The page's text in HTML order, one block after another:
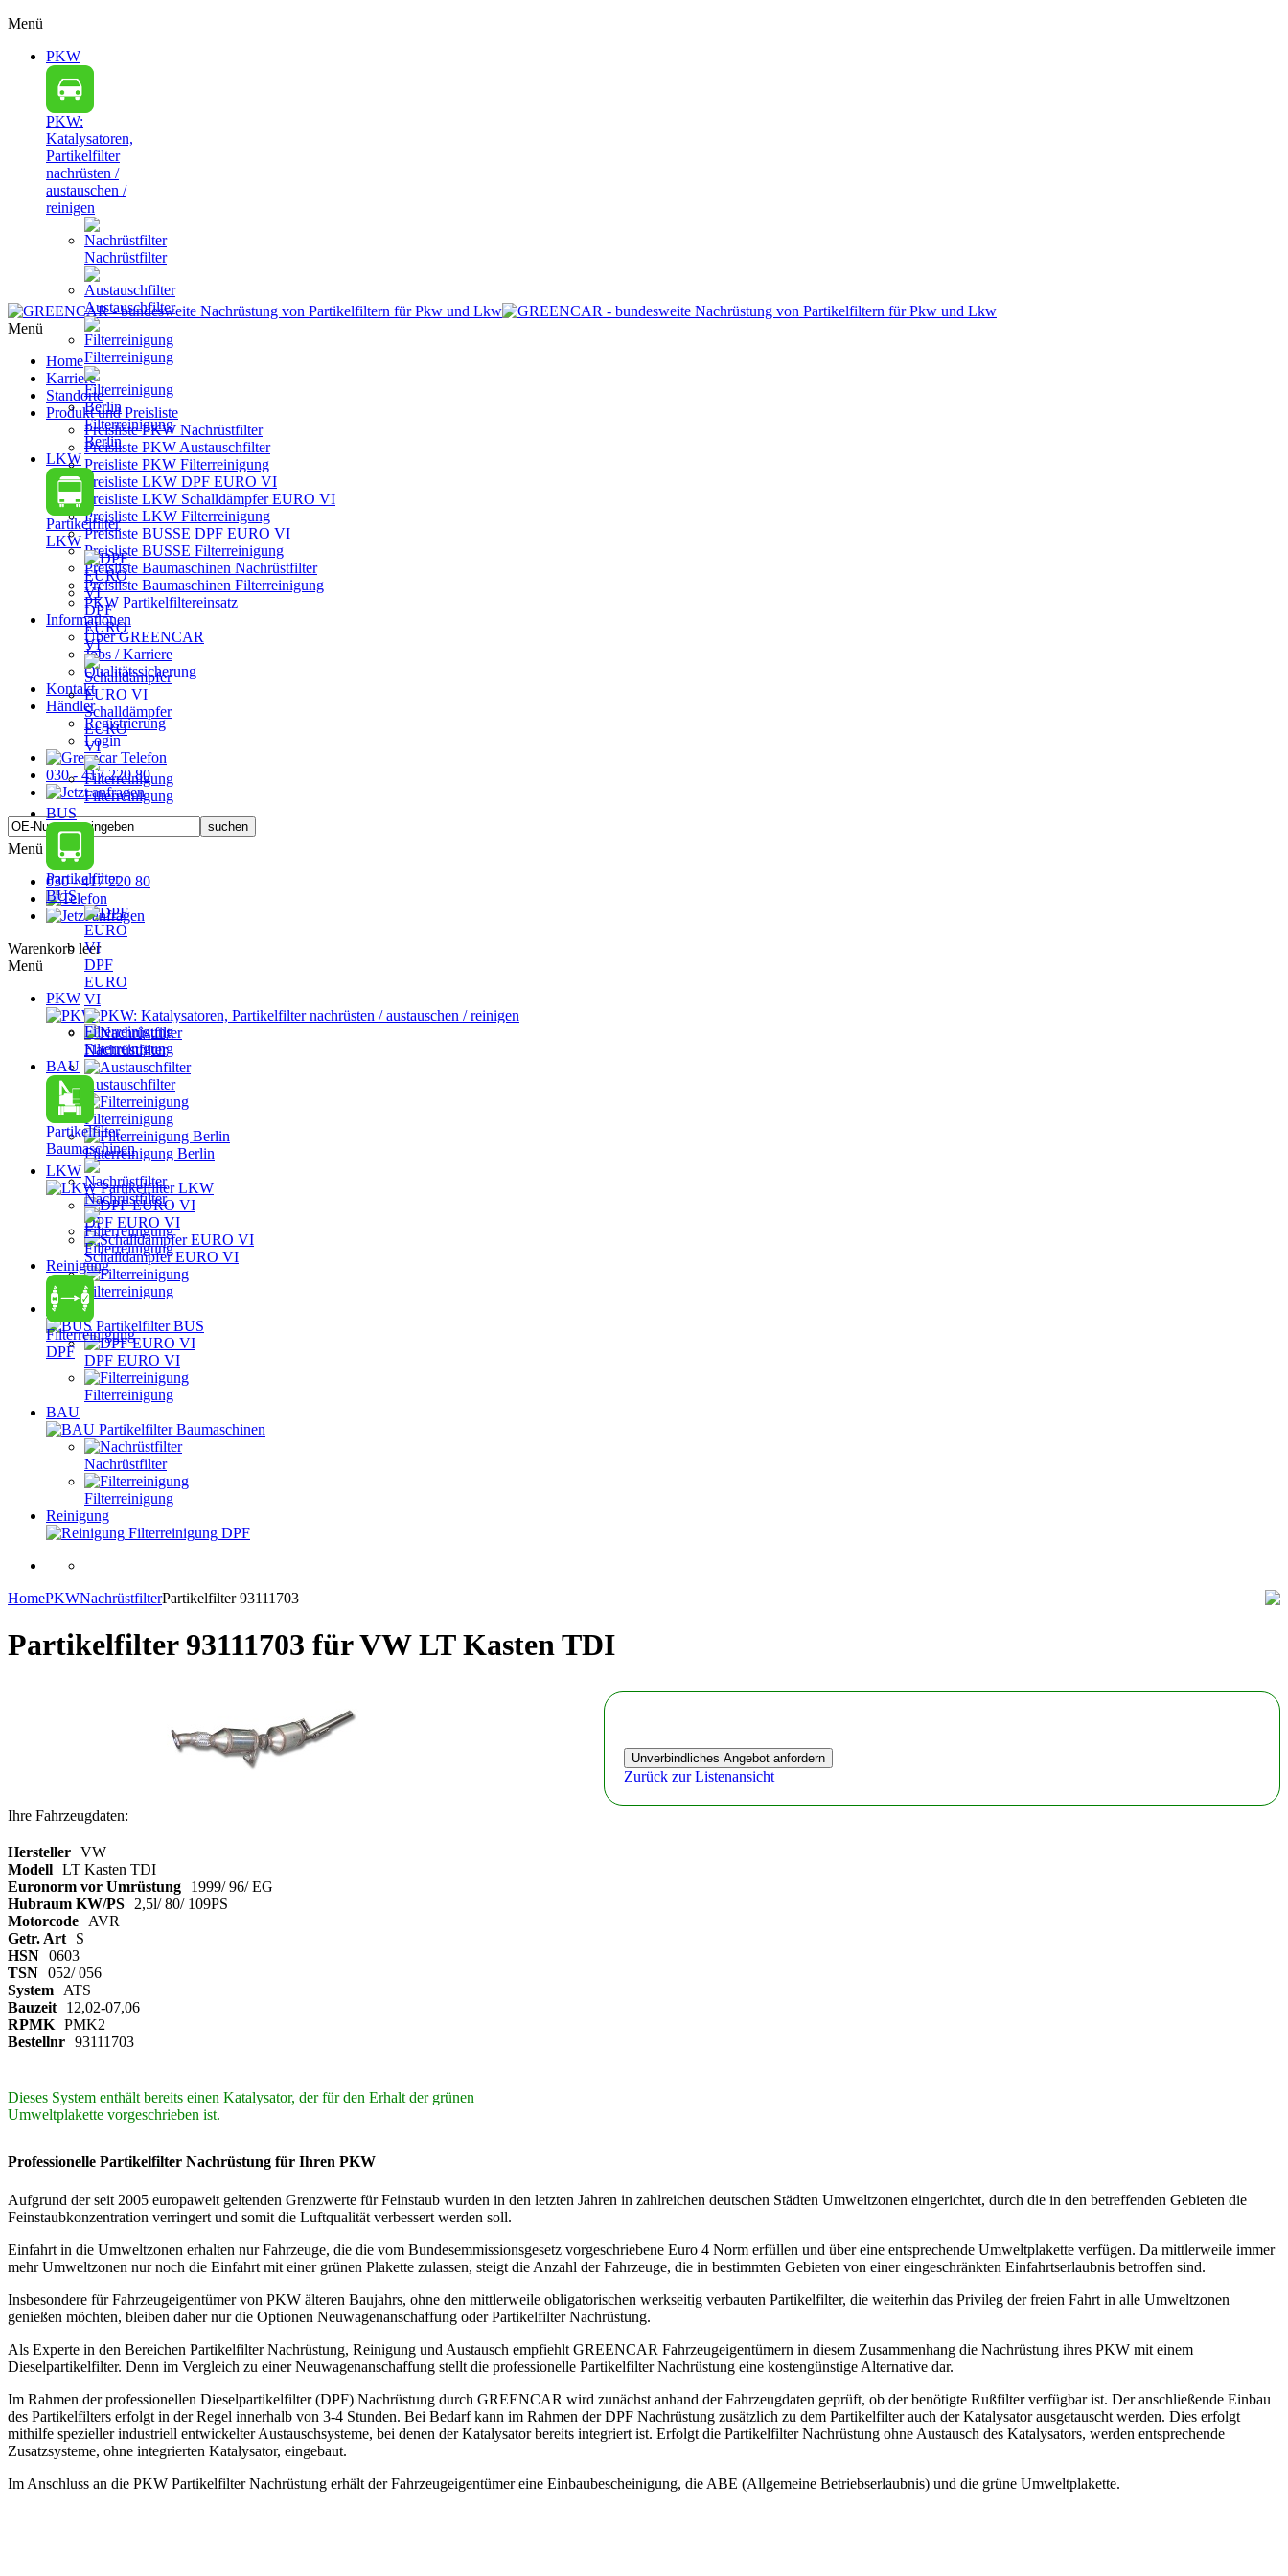
Menü
PKW
PKW:
Katalysatoren,
Partikelfilter
nachrüsten /
austauschen /
reinigen
Nachrüstfilter
Austauschfilter
Filterreinigung
Filterreinigung
Berlin
LKW
Partikelfilter
LKW
DPF
EURO
VI
Schalldämpfer
EURO
VI
Filterreinigung
BUS
Partikelfilter
BUS
DPF
EURO
VI
Filterreinigung
BAU
Partikelfilter
Baumaschinen
Nachrüstfilter
Filterreinigung
Reinigung
Filterreinigung
DPF
Menü
Home
Karriere
Standorte
Produkt und Preisliste
Preisliste PKW Nachrüstfilter
Preisliste PKW Austauschfilter
Preisliste PKW Filterreinigung
Preisliste LKW DPF EURO VI
Preisliste LKW Schalldämpfer EURO VI
Preisliste LKW Filterreinigung
Preisliste BUSSE DPF EURO VI
Preisliste BUSSE Filterreinigung
Preisliste Baumaschinen Nachrüstfilter
Preisliste Baumaschinen Filterreinigung
PKW Partikelfiltereinsatz
Informationen
Über GREENCAR
Jobs / Karriere
Qualitätssicherung
Kontakt
Händler
Registrierung
Login
030 - 417 220 80
Menü
030 - 417 220 80
Warenkorb leer
Menü
PKW
PKW: Katalysatoren, Partikelfilter nachrüsten / austauschen / reinigen
Nachrüstfilter
Austauschfilter
Filterreinigung
Filterreinigung Berlin
LKW
Partikelfilter LKW
DPF EURO VI
Schalldämpfer EURO VI
Filterreinigung
BUS
Partikelfilter BUS
DPF EURO VI
Filterreinigung
BAU
Partikelfilter Baumaschinen
Nachrüstfilter
Filterreinigung
Reinigung
Filterreinigung DPF
HomePKWNachrüstfilterPartikelfilter 93111703
Partikelfilter 93111703 für VW LT Kasten TDI
Ihre Fahrzeugdaten:
Hersteller VW
Modell LT Kasten TDI
Euronorm vor Umrüstung
1999/ 96/ EG
Hubraum KW/PS
2,5l/ 80/ 109PS
Motorcode
AVR
Getr. Art
S
HSN 0603
TSN 052/ 056
System
ATS
Bauzeit
12,02-07,06
RPMK PMK2
Bestellnr 93111703
Dieses System enthält bereits einen Katalysator, der für den Erhalt der grünen
Umweltplakette vorgeschrieben ist.
Zurück zur Listenansicht
Professionelle Partikelfilter Nachrüstung für Ihren PKW
Aufgrund der seit 2005 europaweit geltenden Grenzwerte für Feinstaub wurden in den letzten Jahren in zahlreichen deutschen Städten Umweltzonen eingerichtet, durch die in den betreffenden Gebieten die
Feinstaubkonzentration verringert und somit die Luftqualität verbessert werden soll.
Einfahrt in die Umweltzonen erhalten nur Fahrzeuge, die die vom Bundesemmissionsgesetz vorgeschriebene Euro 4 Norm erfüllen und über eine entsprechende Umweltplakette verfügen. Da mittlerweile immer
mehr Umweltzonen nur noch die Einfahrt mit einer grünen Plakette zulassen, steigt die Anzahl der Fahrzeuge, die in bestimmten Gebieten von einer eingeschränkten Einfahrtserlaubnis betroffen sind.
Insbesondere für Fahrzeugeigentümer von PKW älteren Baujahrs, ohne den mittlerweile obligatorischen werkseitig verbauten Partikelfilter, die weiterhin das Privileg der freien Fahrt in alle Umweltzonen
genießen möchten, bleiben daher nur die Optionen Neuwagenanschaffung oder Partikelfilter Nachrüstung.
Als Experte in den Bereichen Partikelfilter Nachrüstung, Reinigung und Austausch empfiehlt GREENCAR Fahrzeugeigentümern in diesem Zusammenhang die Nachrüstung ihres PKW mit einem
Dieselpartikelfilter. Denn im Vergleich zu einer Neuwagenanschaffung stellt die professionelle Partikelfilter Nachrüstung eine kostengünstige Alternative dar.
Im Rahmen der professionellen Dieselpartikelfilter (DPF) Nachrüstung durch GREENCAR wird zunächst anhand der Fahrzeugdaten geprüft, ob der benötigte Rußfilter verfügbar ist. Der anschließende Einbau
des Partikelfilters erfolgt in der Regel innerhalb von 3-4 Stunden. Bei Bedarf kann im Rahmen der DPF Nachrüstung zusätzlich zu dem Partikelfilter auch der Katalysator ausgetauscht werden. Dies erfolgt
mithilfe spezieller industriell entwickelter Austauschsysteme, bei denen der Katalysator bereits integriert ist. Erfolgt die Partikelfilter Nachrüstung ohne Austausch des Katalysators, werden entsprechende
Zusatzsysteme, ohne integrierten Katalysator, eingebaut.
Im Anschluss an die PKW Partikelfilter Nachrüstung erhält der Fahrzeugeigentümer eine Einbaubescheinigung, die ABE (Allgemeine Betriebserlaubnis) und die grüne Umweltplakette.